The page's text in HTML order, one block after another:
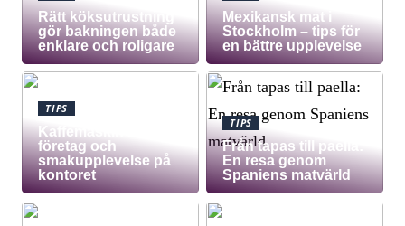
Rätt köksutrustning
gör bakningen både
enklare och roligare
Mexikansk mat i
Stockholm – tips för
en bättre upplevelse
TIPS
Kaffemaskin för
företag och
smakupplevelse på
kontoret
TIPS
Från tapas till paella:
En resa genom
Spaniens matvärld